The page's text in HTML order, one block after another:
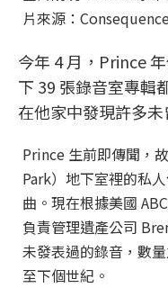
片來源：
今年 4 月，Prince
下 39 張錄音室專輯
在他家中發現許多
Prince 生前即傳聞，
Park）地下室裡的私
曲。現在根據美國
負責管理遺產公司
未發表過的錄音，數
至下個世紀。